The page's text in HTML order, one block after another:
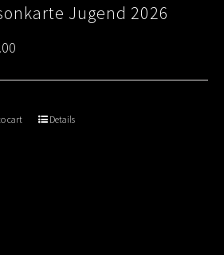
Jugend 2026
cart Details